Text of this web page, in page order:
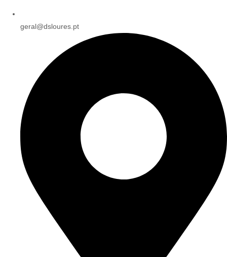
geral@dsloures.pt